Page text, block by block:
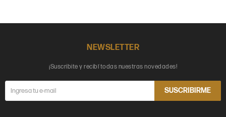
NEWSLETTER
¡Suscribite y recibí todas nuestras novedades!
SUSCRIBIRME